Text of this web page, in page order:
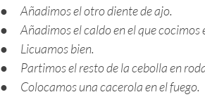
● Añadimos el otro diente de ajo.
● Añadimos el caldo en el que cocimos
● Licuamos bien.
● Partimos el resto de la cebolla en
● Colocamos una cacerola en el fuego.